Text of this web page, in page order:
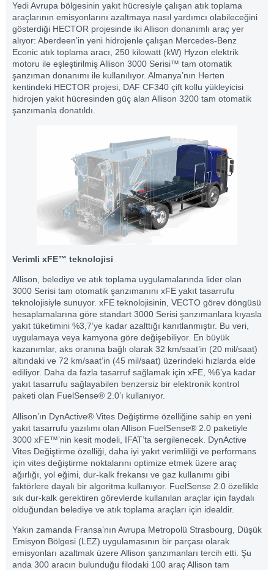
Yedi Avrupa bölgesinin yakıt hücresiyle çalışan atık toplama
araçlarının emisyonlarını azaltmaya nasıl yardımcı olabileceğini
gösterdiği HECTOR projesinde iki Allison donanımlı araç yer
alıyor: Aberdeen’in yeni hidrojenle çalışan Mercedes-Benz
Econic atık toplama aracı, 250 kilowatt (kW) Hyzon elektrik
motoru ile eşleştirilmiş Allison 3000 Serisi™ tam otomatik
şanzıman donanımı ile kullanılıyor. Almanya’nın Herten
kentindeki HECTOR projesi, DAF CF340 çift kollu yükleyicisi
hidrojen yakıt hücresinden güç alan Allison 3200 tam otomatik
şanzımanla donatıldı.
Verimli xFE™ teknolojisi
Allison, belediye ve atık toplama uygulamalarında lider olan
3000 Serisi tam otomatik şanzımanını xFE yakıt tasarrufu
teknolojisiyle sunuyor. xFE teknolojisinin, VECTO görev döngüsü
hesaplamalarına göre standart 3000 Serisi şanzımanlara kıyasla
yakıt tüketimini %3,7’ye kadar azalttığı kanıtlanmıştır. Bu veri,
uygulamaya veya kamyona göre değişebiliyor. En büyük
kazanımlar, aks oranına bağlı olarak 32 km/saat’in (20 mil/saat)
altındaki ve 72 km/saat’in (45 mil/saat) üzerindeki hızlarda elde
ediliyor. Daha da fazla tasarruf sağlamak için xFE, %6’ya kadar
yakıt tasarrufu sağlayabilen benzersiz bir elektronik kontrol
paketi olan FuelSense® 2.0’ı kullanıyor.
Allison’ın DynActive® Vites Değiştirme özelliğine sahip en yeni
yakıt tasarrufu yazılımı olan Allison FuelSense® 2.0 paketiyle
3000 xFE™’nin kesit modeli, IFAT’ta sergilenecek. DynActive
Vites Değiştirme özelliği, daha iyi yakıt verimliliği ve performans
için vites değiştirme noktalarını optimize etmek üzere araç
ağırlığı, yol eğimi, dur-kalk frekansı ve gaz kullanımı gibi
faktörlere dayalı bir algoritma kullanıyor. FuelSense 2.0 özellikle
sık dur-kalk gerektiren görevlerde kullanılan araçlar için faydalı
olduğundan belediye ve atık toplama araçları için idealdir.
Yakın zamanda Fransa’nın Avrupa Metropolü Strasbourg, Düşük
Emisyon Bölgesi (LEZ) uygulamasının bir parçası olarak
emisyonları azaltmak üzere Allison şanzımanları tercih etti. Şu
anda 300 aracın bulunduğu filodaki 100 araç Allison tam